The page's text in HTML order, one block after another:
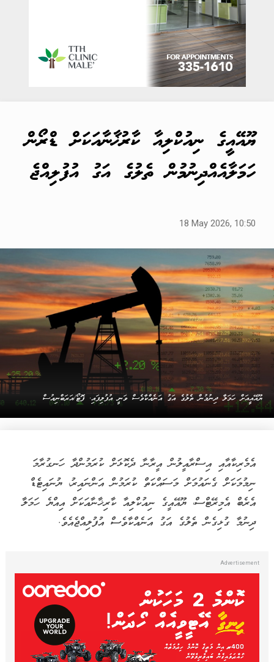
ޔޫއޭއީގެ ނިއުކްލިއާ ކާރުޚާނާއަކަށް ޑްރޯން
ހަމަލާއެއްދިނުމުން ތެލުގެ އަގު އުފުލިއްޖެ
18 May 2026, 10:50
ޔޫއޭއީއަށް ހަމަލާ ދިނުމުން ތެލުގެ އަގު އަނެއްކާވެސް ވަނީ އުފުލިފައި. ފޮޓޯ/އަރަބްނިއުސް
އެމެރިކާއާއި އިސްރާއީލުން އީރާނާ ދެކޮޅަށް ކުރަމުންދާ ހަނގުރާމަ
ނިމުމަކަށް ގެނައުމަށް މަސައްކަތް ކުރަމުން އަންނައިރު، ޔުނައިޓެޑް
އެރެބް އެމިރޭޓްސް، ޔޫއޭއީގެ ނިއުކްލިއާ ކާރިޚާނާއަކަށް އިއްޔެ ހަމަލާ
ދިނުމާ ގުޅިގެން ތެލުގެ އަގު އަނެއްކާވެސް އުފުލިއްޖެއެވެ.